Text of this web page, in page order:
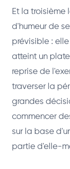
Et la troisième
d'humeur de
prévisible :
atteint un
reprise de
traverser la
grandes
commencer
sur la base
partie d'elle-